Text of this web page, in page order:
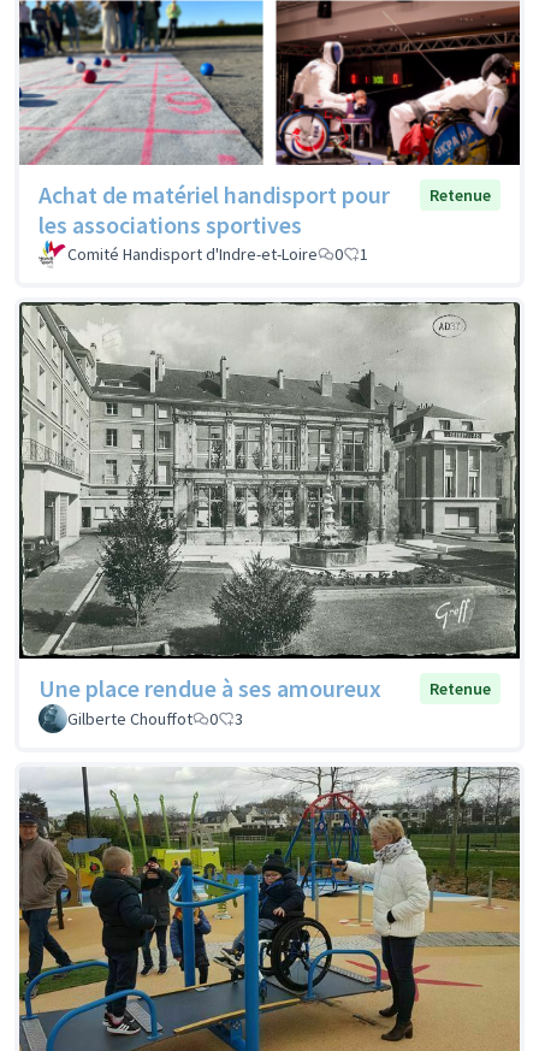
Achat de matériel handisport pour
les associations sportives
Retenue
Comité Handisport d'Indre-et-Loire 0 1
Une place rendue à ses amoureux
Retenue
Gilberte Chouffot
0 3